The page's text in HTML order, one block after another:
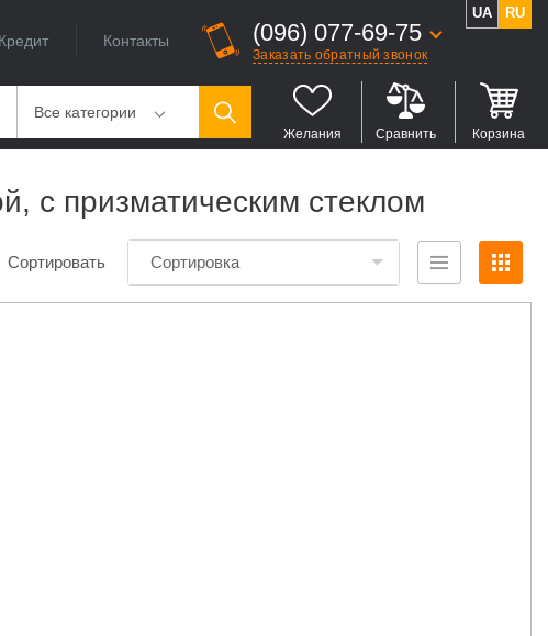
Кредит Контакты (096) 077-69-75
Заказать обратный звонок
UA RU
Все категории
Желания Сравнить Корзина
с призматическим стеклом
Сортировать Сортировка